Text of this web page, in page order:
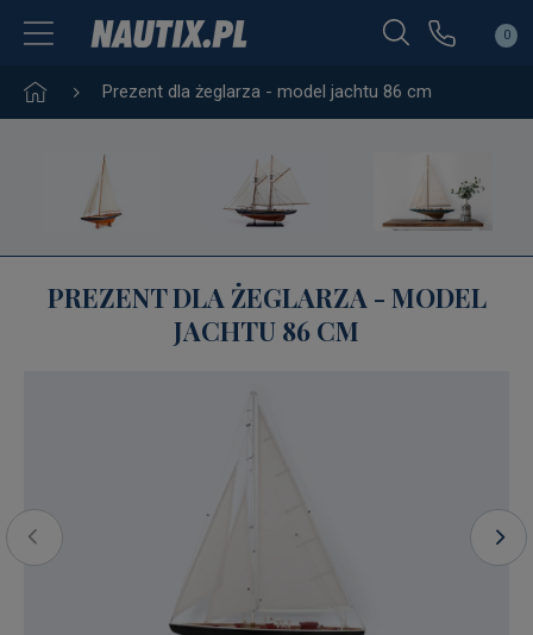
0
Prezent dla żeglarza - model jachtu 86 cm
PREZENT DLA ŻEGLARZA - MODEL
JACHTU 86 CM